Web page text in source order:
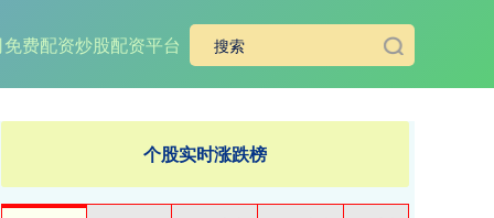
免费配资炒股配资平台
个股实时涨跌榜